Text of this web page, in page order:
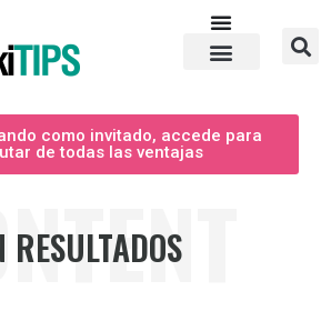
de herramientas
como invitado, accede para
de todas las ventajas
RESULTADOS